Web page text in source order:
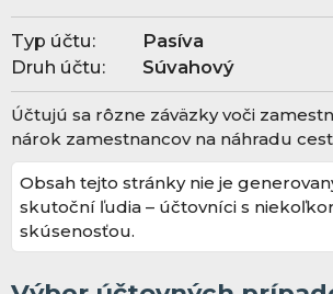
Typ účtu:
Pasíva
Druh účtu:
Súvahový
Účtujú sa rôzne záväzky voči
nárok zamestnancov na náhradu
Obsah tejto stránky nie je
skutoční ľudia – účtovníci s
skúsenosťou.